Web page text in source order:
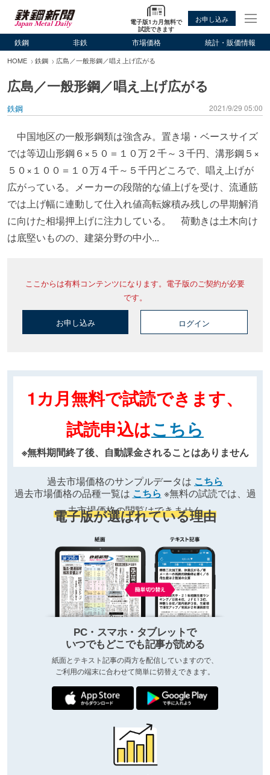
電子版1カ月無料で
試読できます
お申し込み
鉄鋼 非鉄 市場価格 統計・販価情報
HOME 鉄鋼 広島／一般形鋼／唱え上げ広がる
広島／一般形鋼／唱え上げ広がる
鉄鋼 2021/9/29 05:00
中国地区の一般形鋼類は強含み。置き場・ベースサイズ
では等辺山形鋼６×５０＝１０万２千～３千円、溝形鋼５×
５０×１００＝１０万４千～５千円どころで、唱え上げが
広がっている。メーカーの段階的な値上げを受け、流通筋
では上げ幅に連動して仕入れ値高転嫁積み残しの早期解消
に向けた相場押上げに注力している。 荷動きは土木向け
は底堅いものの、建築分野の中小...
ここからは有料コンテンツになります。電子版のご契約が必要
です。
お申し込み ログイン
1カ月無料で試読できます、
試読申込はこちら
※無料期間終了後、自動課金されることはありません
過去市場価格のサンプルデータは こちら
過去市場価格の品種一覧は こちら ※無料の試読では、過
去市場価格の閲覧はできません
電子版が選ばれている理由
PC・スマホ・タブレットで
いつでもどこでも記事が読める
紙面とテキスト記事の両方を配信していますので、
ご利用の端末に合わせて簡単に切替えできます。